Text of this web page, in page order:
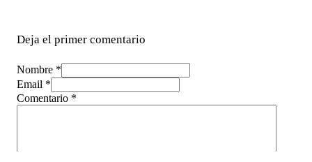
Deja el primer comentario
Nombre *
Email *
Comentario *